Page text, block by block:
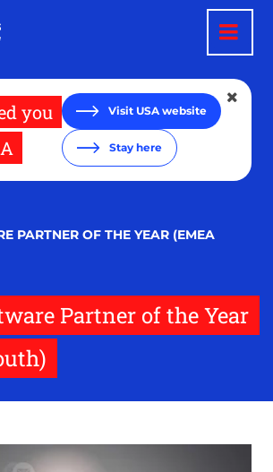
you
Visit USA website
Stay here
PARTNER OF THE YEAR (EMEA
Partner of the Year